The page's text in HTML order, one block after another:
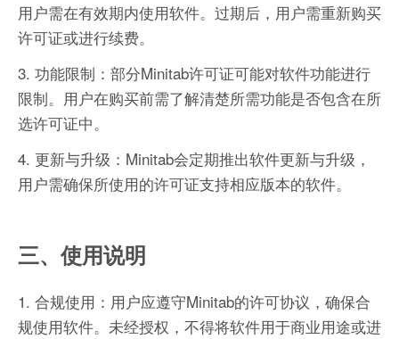
用户需在有效期内使用软件。过期后，用户需重新购买
许可证或进行续费。
3. 功能限制：部分Minitab许可证可能对软件功能进行
限制。用户在购买前需了解清楚所需功能是否包含在所
选许可证中。
4. 更新与升级：Minitab会定期推出软件更新与升级，
用户需确保所使用的许可证支持相应版本的软件。
三、使用说明
1. 合规使用：用户应遵守Minitab的许可协议，确保合
规使用软件。未经授权，不得将软件用于商业用途或进